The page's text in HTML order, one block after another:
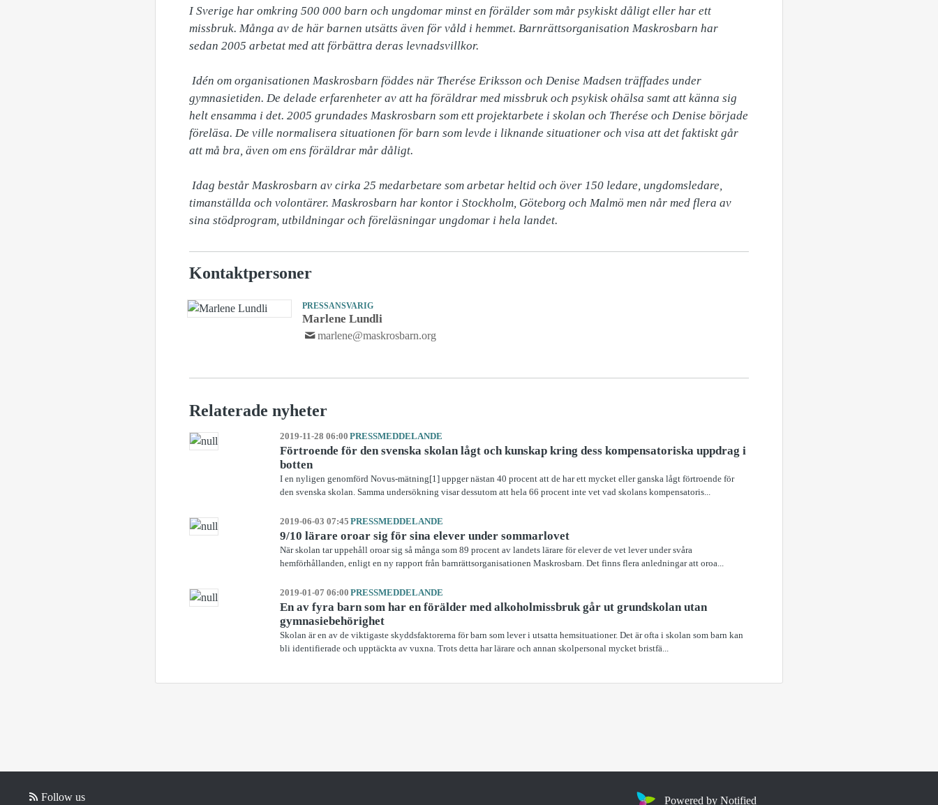
I Sverige har omkring 500 000 barn och ungdomar minst en förälder som mår psykiskt dåligt eller har ett
missbruk. Många av de här barnen utsätts även för våld i hemmet. Barnrättsorganisation Maskrosbarn har
sedan 2005 arbetat med att förbättra deras levnadsvillkor.
gymnasietiden. De delade erfarenheter av att ha föräldrar med missbruk och psykisk ohälsa samt att känna sig
helt ensamma i det. 2005 grundades Maskrosbarn som ett projektarbete i skolan och Therése och Denise började
föreläsa. De ville normalisera situationen för barn som levde i liknande situationer och visa att det faktiskt går
att må bra, även om ens föräldrar mår dåligt.
timanställda och volontärer. Maskrosbarn har kontor i Stockholm, Göteborg och Malmö men når med flera av
sina stödprogram, utbildningar och föreläsningar ungdomar i hela landet.
Kontaktpersoner
PRESSANSVARIG
Marlene Lundli
marlene@maskrosbarn.org
Relaterade nyheter
2019-11-28 06:00 PRESSMEDDELANDE
Förtroende för den svenska skolan lågt och kunskap kring dess kompensatoriska uppdrag i
botten
I en nyligen genomförd Novus-mätning[1] uppger nästan 40 procent att de har ett mycket eller ganska lågt förtroende för
den svenska skolan. Samma undersökning visar dessutom att hela 66 procent inte vet vad skolans kompensatoris...
2019-06-03 07:45 PRESSMEDDELANDE
9/10 lärare oroar sig för sina elever under sommarlovet
När skolan tar uppehåll oroar sig så många som 89 procent av landets lärare för elever de vet lever under svåra
hemförhållanden, enligt en ny rapport från barnrättsorganisationen Maskrosbarn. Det finns flera anledningar att oroa...
2019-01-07 06:00 PRESSMEDDELANDE
En av fyra barn som har en förälder med alkoholmissbruk går ut grundskolan utan
gymnasiebehörighet
Skolan är en av de viktigaste skyddsfaktorerna för barn som lever i utsatta hemsituationer. Det är ofta i skolan som barn kan
bli identifierade och upptäckta av vuxna. Trots detta har lärare och annan skolpersonal mycket bristfä...
Follow us Powered by Notified